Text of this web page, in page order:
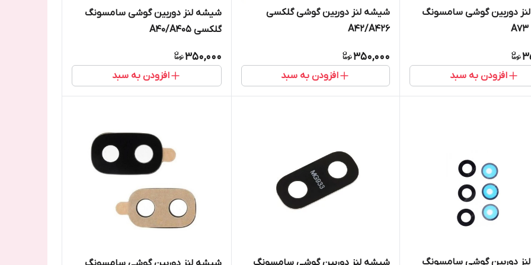
دوربین گوشی سامسونگ
افزودن به سبد
شیشه لنز دوربین گوشی گلکسی
A42/A426
350,000
افزودن به سبد
شیشه لنز دوربین گوشی سامسونگ
گلکسی A40/A405
350,000
افزودن به سبد
دوربین گوشی سامسونگ‌